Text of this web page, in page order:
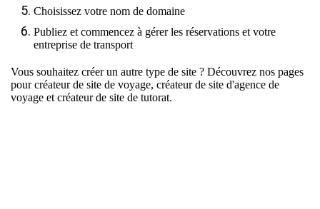
Choisissez votre nom de domaine
Publiez et commencez à gérer les réservations et votre
entreprise de transport
Vous souhaitez créer un autre type de site ? Découvrez nos pages
pourcréateur de site de voyage, créateur de site d'agence de
voyage et créateur de site de tutorat.